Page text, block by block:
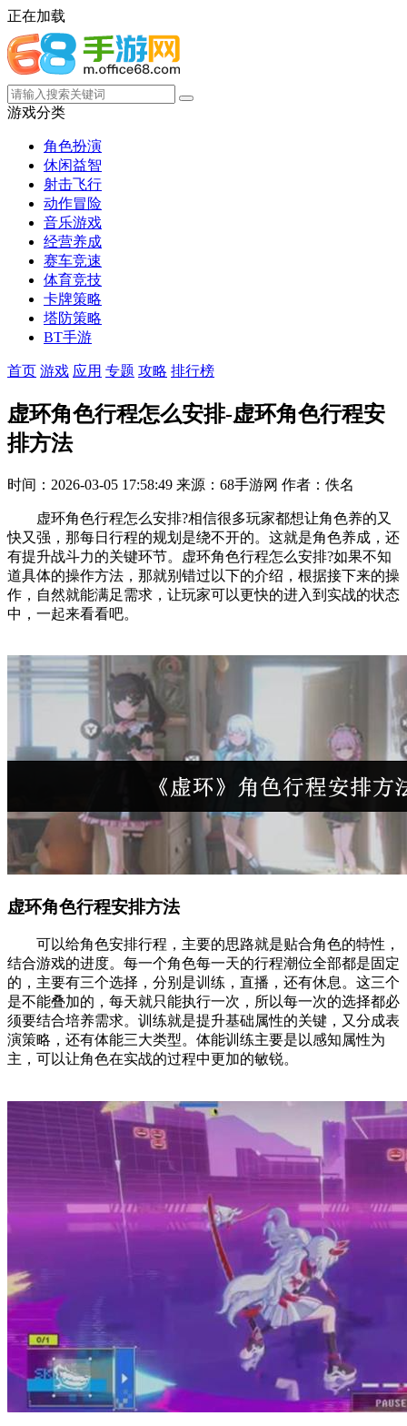
正在加载
游戏分类
角色扮演
休闲益智
射击飞行
动作冒险
音乐游戏
经营养成
赛车竞速
体育竞技
卡牌策略
塔防策略
BT手游
首页 游戏 应用 专题 攻略 排行榜
虚环角色行程怎么安排-虚环角色行程安
排方法
时间：2026-03-05 17:58:49 来源：68手游网 作者：佚名
虚环角色行程怎么安排?相信很多玩家都想让角色养的又
快又强，那每日行程的规划是绕不开的。这就是角色养成，还
有提升战斗力的关键环节。虚环角色行程怎么安排?如果不知
道具体的操作方法，那就别错过以下的介绍，根据接下来的操
作，自然就能满足需求，让玩家可以更快的进入到实战的状态
中，一起来看看吧。
虚环角色行程安排方法
可以给角色安排行程，主要的思路就是贴合角色的特性，
结合游戏的进度。每一个角色每一天的行程潮位全部都是固定
的，主要有三个选择，分别是训练，直播，还有休息。这三个
是不能叠加的，每天就只能执行一次，所以每一次的选择都必
须要结合培养需求。训练就是提升基础属性的关键，又分成表
演策略，还有体能三大类型。体能训练主要是以感知属性为
主，可以让角色在实战的过程中更加的敏锐。